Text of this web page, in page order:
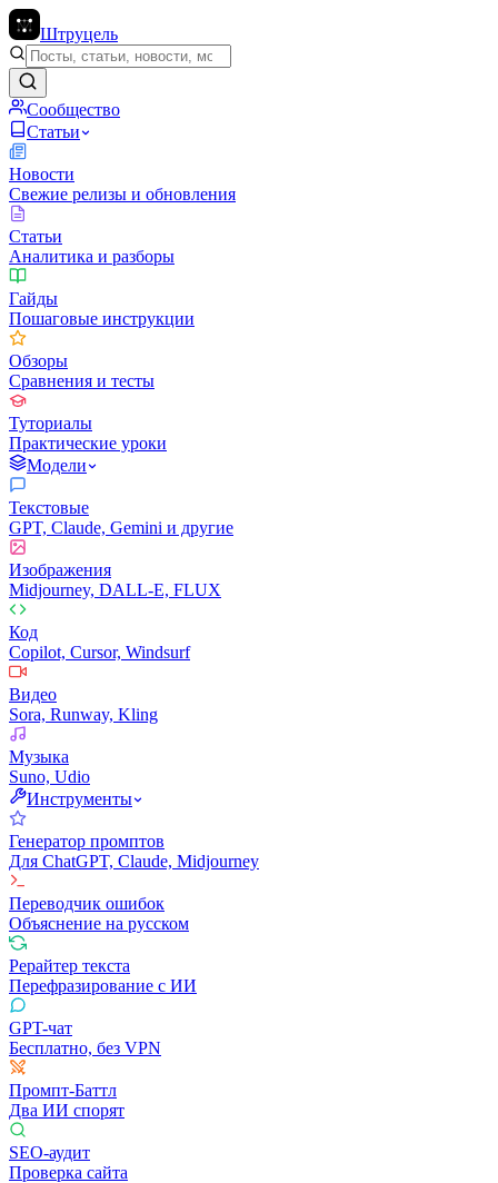
Штруцель
Сообщество
Статьи
Новости
Свежие релизы и обновления
Статьи
Аналитика и разборы
Гайды
Пошаговые инструкции
Обзоры
Сравнения и тесты
Туториалы
Практические уроки
Модели
Текстовые
GPT, Claude, Gemini и другие
Изображения
Midjourney, DALL-E, FLUX
Код
Copilot, Cursor, Windsurf
Видео
Sora, Runway, Kling
Музыка
Suno, Udio
Инструменты
Генератор промптов
Для ChatGPT, Claude, Midjourney
Переводчик ошибок
Объяснение на русском
Рерайтер текста
Перефразирование с ИИ
GPT-чат
Бесплатно, без VPN
Промпт-Баттл
Два ИИ спорят
SEO-аудит
Проверка сайта